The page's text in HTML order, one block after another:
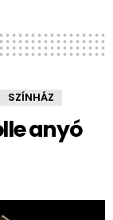
SZÍNHÁZ
anyó